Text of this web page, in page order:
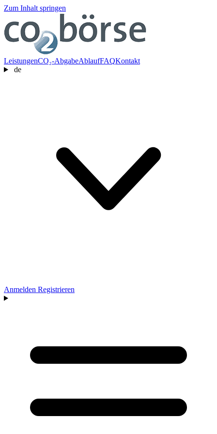
Zum Inhalt springen
LeistungenCO₂-AbgabeAblaufFAQKontakt
de
Anmelden Registrieren